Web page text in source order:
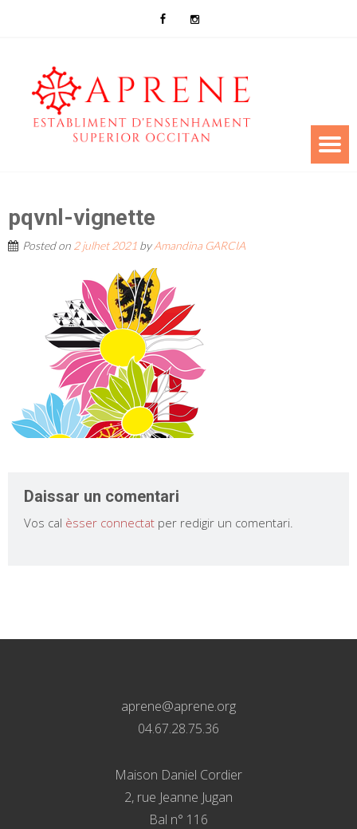
pqvnl-vignette
Posted on 2 julhet 2021 byAmandina GARCIA
Daissar un comentari
Vos cal èsser connectat per redigir un comentari.
aprene@aprene.org
04.67.28.75.36
Maison Daniel Cordier
2, rue Jeanne Jugan
Bal n° 116